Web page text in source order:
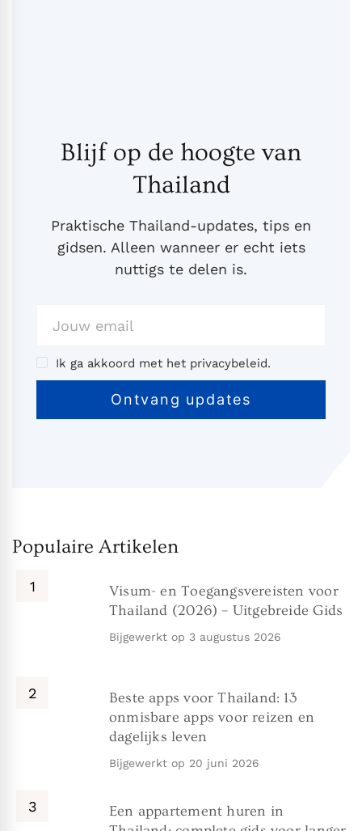
Blijf op de hoogte van
Thailand
Praktische Thailand-updates, tips en
gidsen. Alleen wanneer er echt iets
nuttigs te delen is.
Ik ga akkoord met het privacybeleid.
Populaire Artikelen
Visum- en Toegangsvereisten voor
Thailand (2026) – Uitgebreide Gids
Bijgewerkt op 3 augustus 2026
Beste apps voor Thailand: 13
onmisbare apps voor reizen en
dagelijks leven
Bijgewerkt op 20 juni 2026
Een appartement huren in